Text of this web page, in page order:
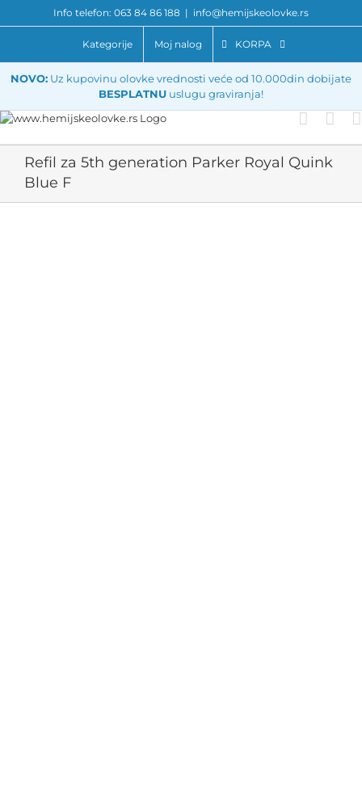
Info telefon: 063 84 86 188 | info@hemijskeolovke.rs
Kategorije Moj nalog KORPA
NOVO: Uz kupovinu olovke vrednosti veće od 10.000din dobijate
BESPLATNU uslugu graviranja!
Refil za 5th generation Parker Royal Quink
Blue F